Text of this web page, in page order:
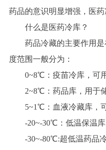
药品的意识明显增强，医
什么是医药冷库？
药品冷藏的主要作用是
度范围一般分为：
0~8℃：疫苗冷库，可用
2~8℃：药品库，用于储
5~1℃：血液冷藏库，可
-20~-30℃：低温保温库
-30~-80℃:超低温药品冷